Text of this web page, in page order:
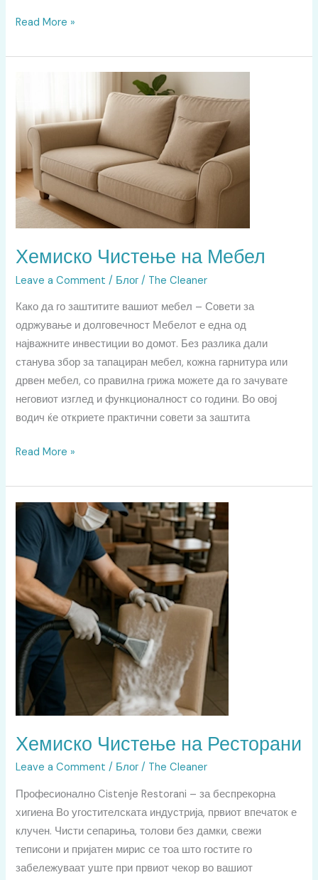
Read More »
Хемиско Чистење на Мебел
Leave a Comment / Блог / The Cleaner
Како да го заштитите вашиот мебел – Совети за
одржување и долговечност Мебелот е една од
најважните инвестиции во домот. Без разлика дали
станува збор за тапациран мебел, кожна гарнитура или
дрвен мебел, со правилна грижа можете да го зачувате
неговиот изглед и функционалност со години. Во овој
водич ќе откриете практични совети за заштита
на
Мебел
Read More »
Хемиско Чистење на Ресторани
Leave a Comment / Блог / The Cleaner
Професионално Cistenje Restorani – за беспрекорна
хигиена Во угостителската индустрија, првиот впечаток е
клучен. Чисти сепариња, толови без дамки, свежи
теписони и пријатен мирис се тоа што гостите го
забележуваат уште при првиот чекор во вашиот
Хемиско
Чистење
на
Ресторани